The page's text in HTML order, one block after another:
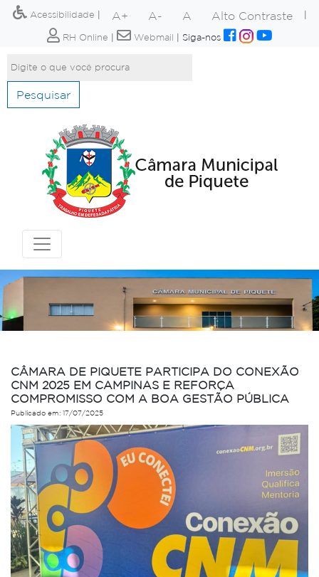
Acessibilidade A+ A- A Alto Contraste
RH Online Webmail Siga-nos
Pesquisar
CÂMARA DE PIQUETE PARTICIPA DO CONEXÃO
CNM 2025 EM CAMPINAS E REFORÇA
COMPROMISSO COM A BOA GESTÃO PÚBLICA
Publicado em: 17/07/2025